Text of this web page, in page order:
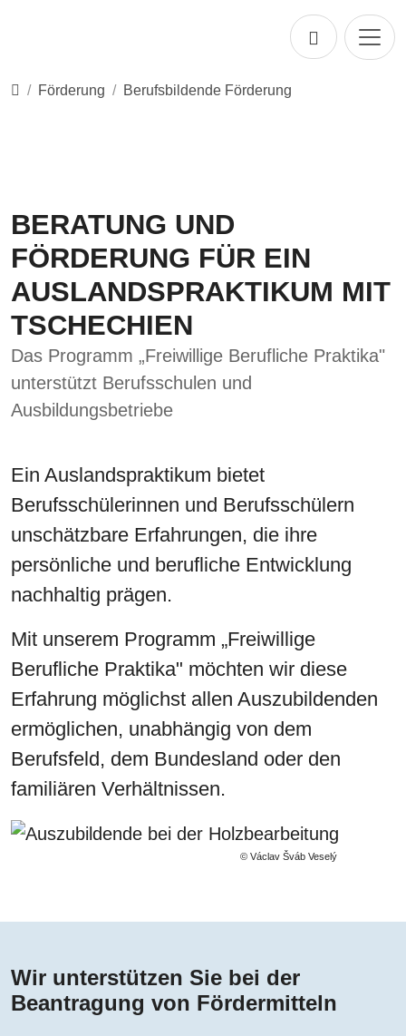
Startseite
Förderung Berufsbildende Förderung
BERATUNG UND
FÖRDERUNG FÜR EIN
AUSLANDSPRAKTIKUM MIT
TSCHECHIEN
Das Programm „Freiwillige Berufliche Praktika"
unterstützt Berufsschulen und
Ausbildungsbetriebe
© Václav Šváb Veselý
Ein Auslandspraktikum bietet
Berufsschülerinnen und Berufsschülern
unschätzbare Erfahrungen, die ihre
persönliche und berufliche Entwicklung
nachhaltig prägen.
Mit unserem Programm „Freiwillige
Berufliche Praktika" möchten wir diese
Erfahrung möglichst allen Auszubildenden
ermöglichen, unabhängig von dem
Berufsfeld, dem Bundesland oder den
familiären Verhältnissen.
Wir unterstützen Sie bei der
Beantragung von Fördermitteln